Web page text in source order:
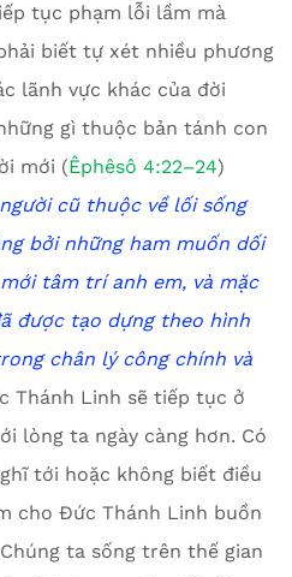
tục phạm lỗi lầm mà
biết tự xét nhiều phương
lãnh vực khác của đời
gì thuộc bản tánh con
mới (Êphêsô 4:22–24)
cũ thuộc về lối sống
bởi những ham muốn dối
tâm trí anh em, và mặc
được tạo dựng theo hình
chân lý công chính và
Thánh Linh sẽ tiếp tục ở
lòng ta ngày càng hơn. Có
tới hoặc không biết điều
cho Đức Thánh Linh buồn
ta sống trên thế gian